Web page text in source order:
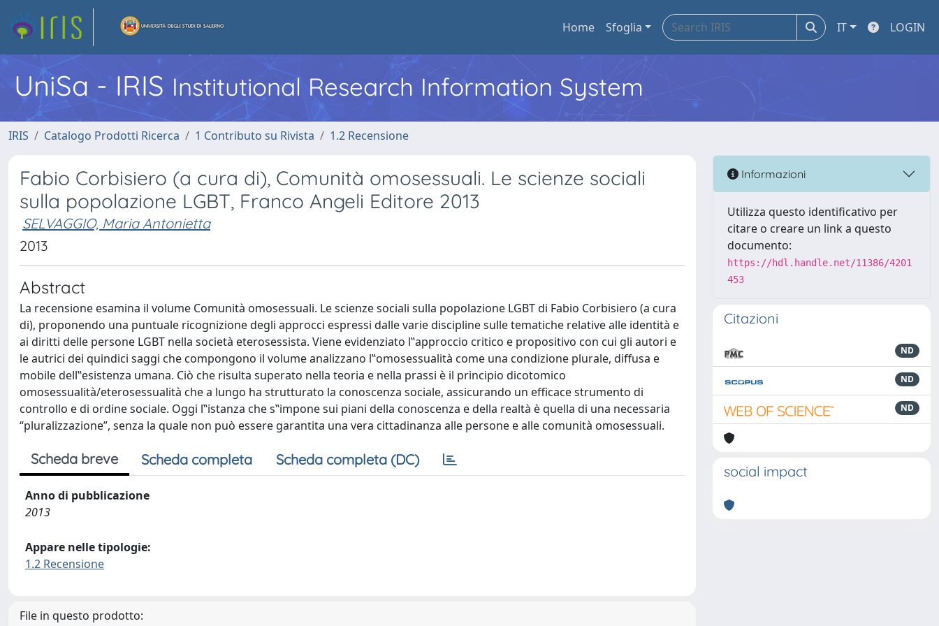
Home Sfoglia IT LOGIN
UniSa - IRIS Institutional Research Information System
IRIS Catalogo Prodotti Ricerca 1 Contributo su Rivista 1.2 Recensione
Fabio Corbisiero (a cura di), Comunità omosessuali. Le scienze sociali
sulla popolazione LGBT, Franco Angeli Editore 2013
SELVAGGIO, Maria Antonietta
2013
Abstract
La recensione esamina il volume Comunità omosessuali. Le scienze sociali sulla popolazione LGBT di Fabio Corbisiero (a cura
di), proponendo una puntuale ricognizione degli approcci espressi dalle varie discipline sulle tematiche relative alle identità e
ai diritti delle persone LGBT nella società eterosessista. Viene evidenziato l‟approccio critico e propositivo con cui gli autori e
le autrici dei quindici saggi che compongono il volume analizzano l‟omosessualità come una condizione plurale, diffusa e
mobile dell‟esistenza umana. Ciò che risulta superato nella teoria e nella prassi è il principio dicotomico
omosessualità/eterosessualità che a lungo ha strutturato la conoscenza sociale, assicurando un efficace strumento di
controllo e di ordine sociale. Oggi l‟istanza che s‟impone sui piani della conoscenza e della realtà è quella di una necessaria
“pluralizzazione”, senza la quale non può essere garantita una vera cittadinanza alle persone e alle comunità omosessuali.
Scheda breve Scheda completa Scheda completa (DC)
Anno di pubblicazione
2013
Appare nelle tipologie:
1.2 Recensione
File in questo prodotto:
Informazioni
Utilizza questo identificativo per
citare o creare un link a questo
documento:
https://hdl.handle.net/11386/4201
453
Citazioni
ND
ND
ND
social impact